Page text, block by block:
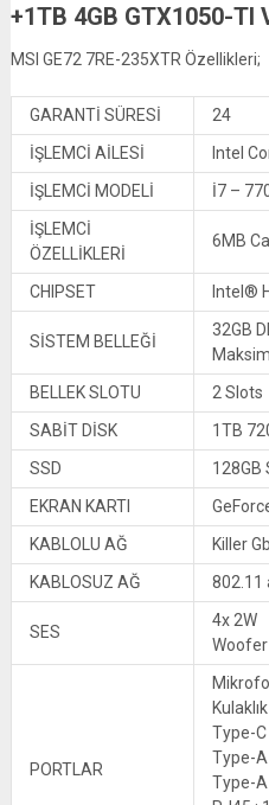
+1TB 4GB GTX1050-TI
MSI GE72 7RE-235XTR Özellikleri;
GARANTİ SÜRESİ
24
İŞLEMCİ AİLESİ
Intel
İŞLEMCİ MODELİ
İ7 –
İŞLEMCİ
ÖZELLİKLERİ
6MB
CHIPSET Intel®
SİSTEM BELLEĞİ
32GB
BELLEK SLOTU
2 Slots
SABİT DİSK
1TB
SSD
128GB
EKRAN KARTI
KABLOLU AĞ
Killer
KABLOSUZ AĞ
802.11
SES
4x 2W
Woofer
PORTLAR
Kulaklık
Type-C
Type-A
Type-A